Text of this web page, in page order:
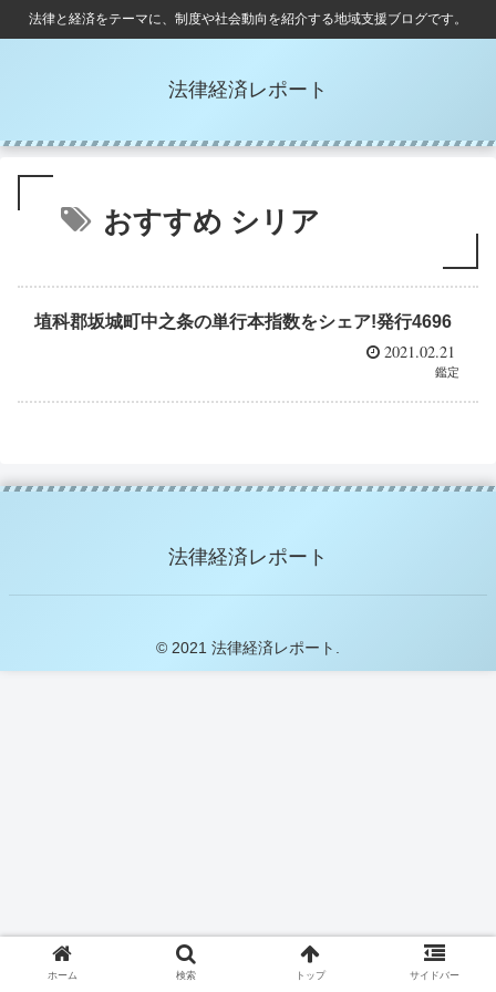
法律と経済をテーマに、制度や社会動向を紹介する地域支援ブログです。
法律経済レポート
おすすめ シリア
埴科郡坂城町中之条の単行本指数をシェア!発行4696
2021.02.21
鑑定
法律経済レポート
© 2021 法律経済レポート.
ホーム 検索 トップ サイドバー